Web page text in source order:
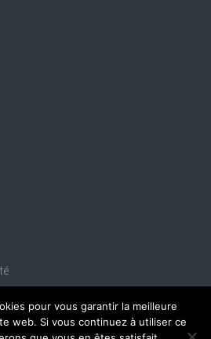
pour vous garantir la meilleure
web. Si vous continuez à utiliser ce